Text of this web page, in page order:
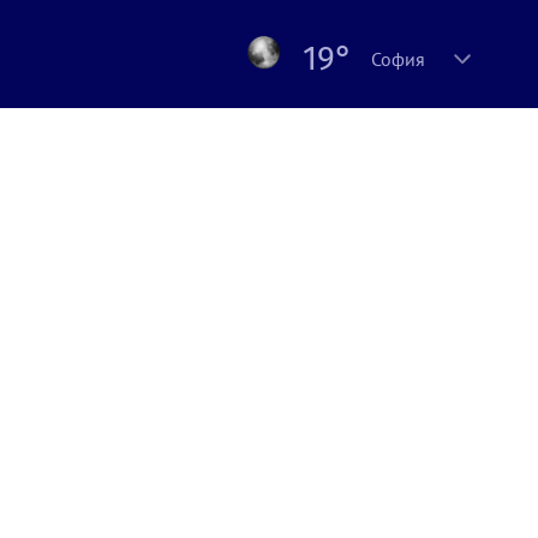
19° София